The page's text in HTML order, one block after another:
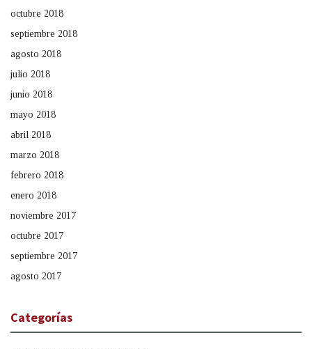
octubre 2018
septiembre 2018
agosto 2018
julio 2018
junio 2018
mayo 2018
abril 2018
marzo 2018
febrero 2018
enero 2018
noviembre 2017
octubre 2017
septiembre 2017
agosto 2017
Categorías